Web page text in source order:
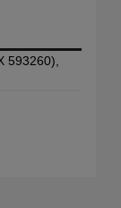
593260),